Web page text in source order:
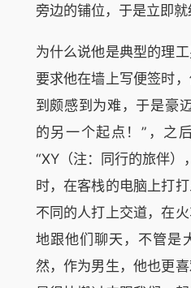
旁边的铺位，于是立即就
为什么说他是典型的理
要求他在墙上写便签时
到颇感到为难，于是豪
的另一个起点！”，之
“XY（注：同行的旅伴）
时，在客栈的电脑上打
不同的人打上交道，在
地跟他们聊天，不管是
然，作为男生，他也更